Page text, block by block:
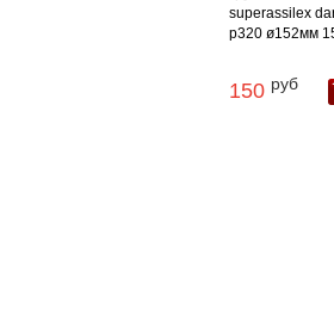
superassilex
p320 ø152мм
150 руб